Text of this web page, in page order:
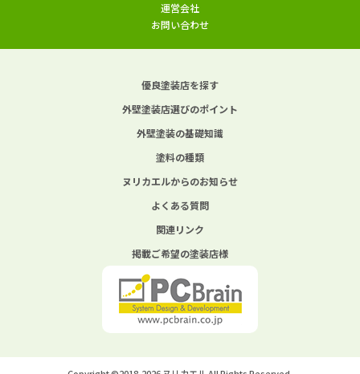
運営会社
お問い合わせ
優良塗装店を探す
外壁塗装店選びのポイント
外壁塗装の基礎知識
塗料の種類
ヌリカエルからのお知らせ
よくある質問
関連リンク
掲載ご希望の塗装店様